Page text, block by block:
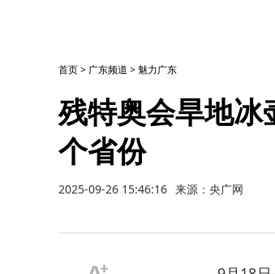
首页> 广东频道 > 魅力广东
残特奥会旱地
个省份
2025-09-26 15:46:16 来源：央广网